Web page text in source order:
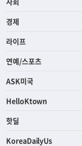
경제
라이프
연예/스포츠
ASK미국
HelloKtown
핫딜
KoreaDailyUs